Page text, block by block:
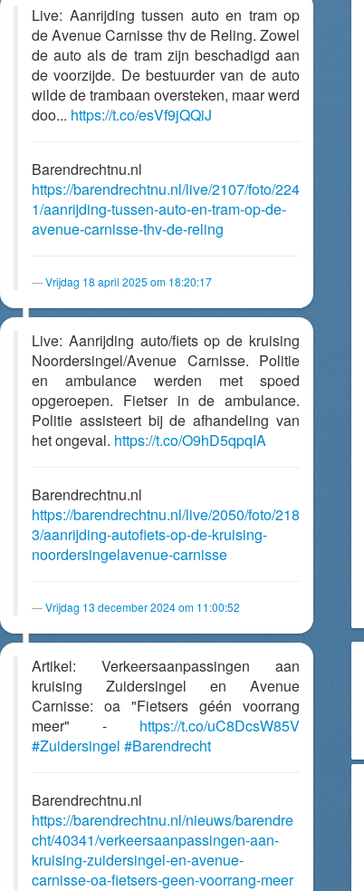
Live: Aanrijding tussen auto en tram op
de Avenue Carnisse thv de Reling. Zowel
de auto als de tram zijn beschadigd aan
de voorzijde. De bestuurder van de auto
wilde de trambaan oversteken, maar werd
doo... https://t.co/esVf9jQQiJ
Barendrechtnu.nl
https://barendrechtnu.nl/live/2107/foto/224
1/aanrijding-tussen-auto-en-tram-op-de-
avenue-carnisse-thv-de-reling
Vrijdag 18 april 2025 om 18:20:17
Live: Aanrijding auto/fiets op de kruising
Noordersingel/Avenue Carnisse. Politie
en ambulance werden met spoed
opgeroepen. Fietser in de ambulance.
Politie assisteert bij de afhandeling van
het ongeval. https://t.co/O9hD5qpqIA
Barendrechtnu.nl
https://barendrechtnu.nl/live/2050/foto/218
3/aanrijding-autofiets-op-de-kruising-
noordersingelavenue-carnisse
Vrijdag 13 december 2024 om 11:00:52
Artikel: Verkeersaanpassingen aan
kruising Zuidersingel en Avenue
Carnisse: oa "Fietsers géén voorrang
meer" - https://t.co/uC8DcsW85V
#Zuidersingel #Barendrecht
Barendrechtnu.nl
https://barendrechtnu.nl/nieuws/barendre
cht/40341/verkeersaanpassingen-aan-
kruising-zuidersingel-en-avenue-
carnisse-oa-fietsers-geen-voorrang-meer